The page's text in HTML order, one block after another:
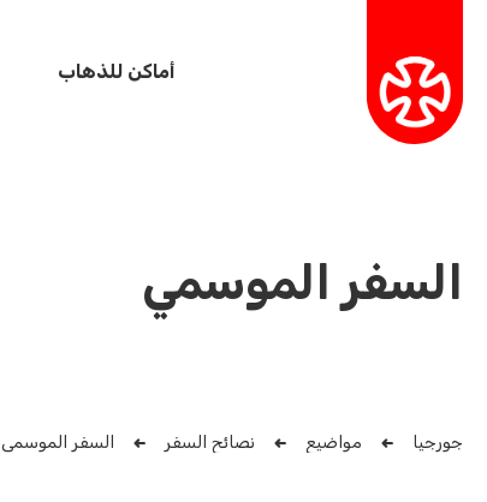
أماكن للذهاب
السفر الموسمي
جورجيا مواضيع نصائح السفر السفر الموسمي